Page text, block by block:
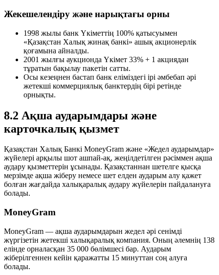
Жекешелендіру және нарықтағы орны
1998 жылы банк Үкіметтің 100% қатысуымен
«Қазақстан Халық жинақ банкі» ашық акционерлік
қоғамына айналды.
2001 жылғы аукционда Үкімет 33% + 1 акциядан
тұратын бақылау пакетін сатты.
Осы кезеңнен бастап банк еліміздегі ірі әмбебап әрі
жетекші коммерциялық банктердің бірі ретінде
орнықты.
8.2 Ақша аударымдары және
карточкалық қызмет
Қазақстан Халық Банкі MoneyGram және «Жедел аударымдар»
жүйелері арқылы шот ашпай-ақ, жеңілдетілген рәсіммен ақша
аудару қызметтерін ұсынады. Қазақстаннан шетелге қысқа
мерзімде ақша жіберу немесе шет елден аударым алу қажет
болған жағдайда халықаралық аудару жүйелерін пайдалануға
болады.
MoneyGram
MoneyGram — ақша аударымдарын жедел әрі сенімді
жүргізетін жетекші халықаралық компания. Оның әлемнің 138
елінде орналасқан 35 000 бөлімшесі бар. Аударым
жіберілгеннен кейін қаражатты 15 минуттан соң алуға
болады.